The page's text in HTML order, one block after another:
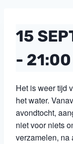
15
- 21:00
Het is weer tijd
het water.
avondtocht,
niet voor niets
verzamelen, na